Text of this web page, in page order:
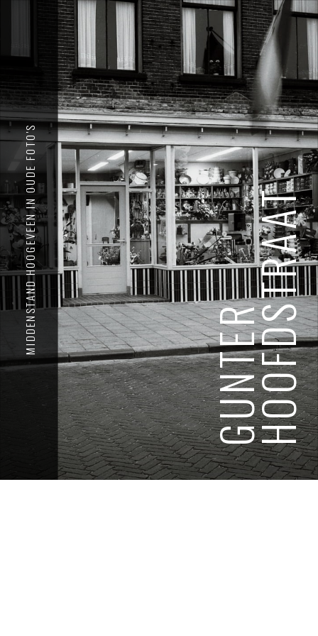
MIDDENSTAND HOOGEVEEN IN OUDE FOTO'S
GUNTERHOOFDSTRAAT